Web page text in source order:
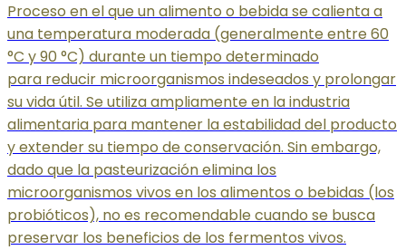
Proceso en el que un alimento o bebida se calienta a
una temperatura moderada (generalmente entre 60
°C y 90 °C) durante un tiempo determinado
para reducir microorganismos indeseados y prolongar
su vida útil. Se utiliza ampliamente en la industria
alimentaria para mantener la estabilidad del producto
y extender su tiempo de conservación. Sin embargo,
dado que la pasteurización elimina los
microorganismos vivos en los alimentos o bebidas (los
probióticos), no es recomendable cuando se busca
preservar los beneficios de los fermentos vivos.